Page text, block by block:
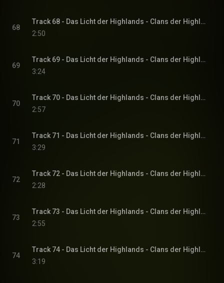
68
Track 68 - Das Licht der Highlands - Clans der Highlands-Reihe, Band 1
2:50
69
Track 69 - Das Licht der Highlands - Clans der Highlands-Reihe, Band 1
3:24
70
Track 70 - Das Licht der Highlands - Clans der Highlands-Reihe, Band 1
2:57
71
Track 71 - Das Licht der Highlands - Clans der Highlands-Reihe, Band 1
3:29
72
Track 72 - Das Licht der Highlands - Clans der Highlands-Reihe, Band 1
2:28
73
Track 73 - Das Licht der Highlands - Clans der Highlands-Reihe, Band 1
2:55
74
Track 74 - Das Licht der Highlands - Clans der Highlands-Reihe, Band 1
3:19